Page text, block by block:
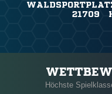
21709
Höchste